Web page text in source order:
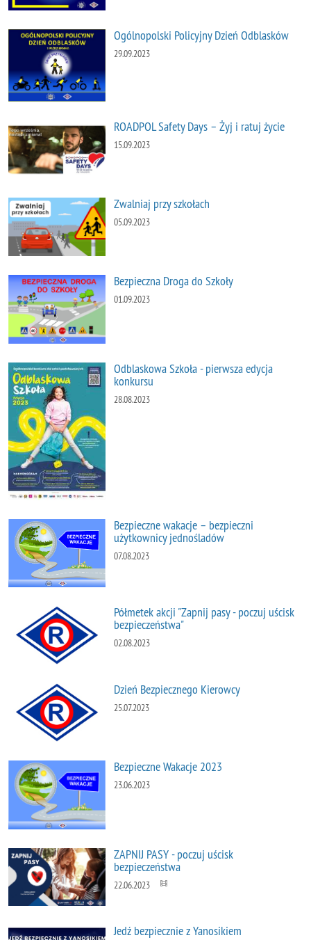
Ogólnopolski Policyjny Dzień Odblasków
29.09.2023
ROADPOL Safety Days – Żyj i ratuj życie
15.09.2023
Zwalniaj przy szkołach
05.09.2023
Bezpieczna Droga do Szkoły
01.09.2023
Odblaskowa Szkoła - pierwsza edycja
konkursu
28.08.2023
Bezpieczne wakacje – bezpieczni
użytkownicy jednośladów
07.08.2023
Półmetek akcji "Zapnij pasy - poczuj uścisk
bezpieczeństwa"
02.08.2023
Dzień Bezpiecznego Kierowcy
25.07.2023
Bezpieczne Wakacje 2023
23.06.2023
ZAPNIJ PASY - poczuj uścisk
bezpieczeństwa
22.06.2023
Jedź bezpiecznie z Yanosikiem